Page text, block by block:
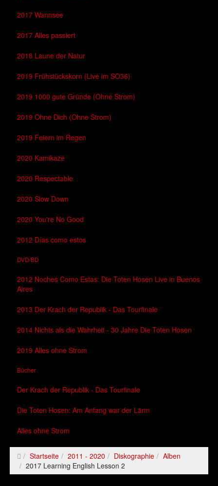
2017 Wannsee
2017 Alles passiert
2018 Laune der Natur
2019 Frühstückskorn (Live im SO36)
2019 1000 gute Gründe (Ohne Strom)
2019 Ohne Dich (Ohne Strom)
2019 Feiern im Regen
2020 Kamikaze
2020 Respectable
2020 Slow Down
2020 You're No Good
2012 Días como estos
DVD/BD
2012 Noches Como Estas: Die Toten Hosen Live in Buenos
Aires
2013 Der Krach der Republik - Das Tourfinale
2014 Nichts als die Wahrheit - 30 Jahre Die Toten Hosen
2019 Alles ohne Strom
Bücher
Der Krach der Republik - Das Tourfinale
Die Toten Hosen: Am Anfang war der Lärm
Alles ohne Strom
Startseite 2011 - 2020 Diskographie
Alben
2017 Learning English Lesson 2